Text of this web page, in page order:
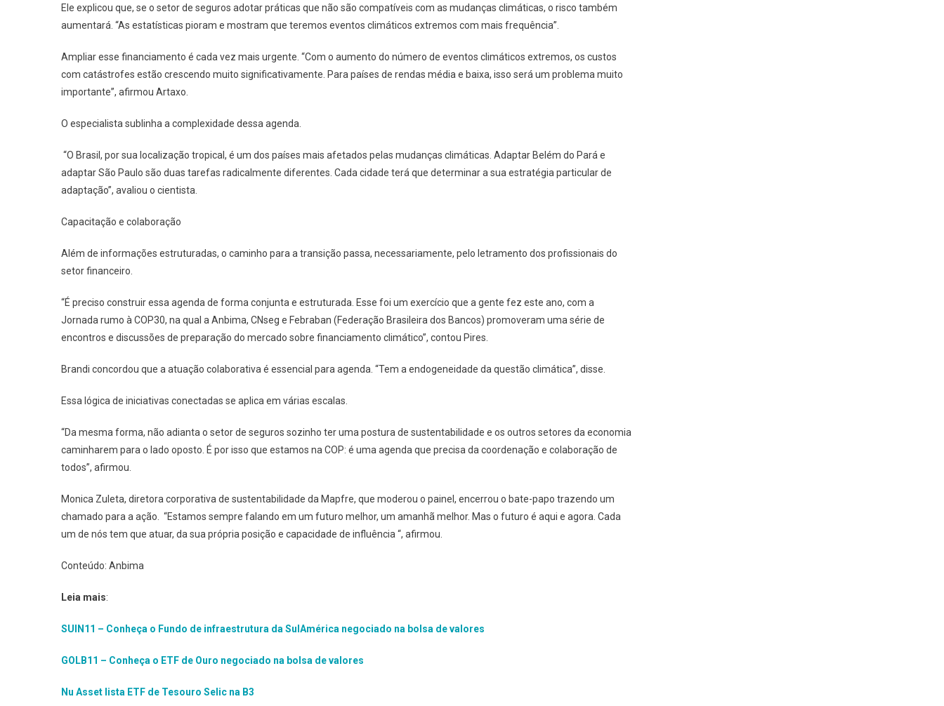
Ele explicou que, se o setor de seguros adotar práticas que não são compatíveis com as mudanças climáticas, o risco também
aumentará. “As estatísticas pioram e mostram que teremos eventos climáticos extremos com mais frequência”.
Ampliar esse financiamento é cada vez mais urgente. “Com o aumento do número de eventos climáticos extremos, os custos
com catástrofes estão crescendo muito significativamente. Para países de rendas média e baixa, isso será um problema muito
importante”, afirmou Artaxo.
O especialista sublinha a complexidade dessa agenda.
“O Brasil, por sua localização tropical, é um dos países mais afetados pelas mudanças climáticas. Adaptar Belém do Pará e
adaptar São Paulo são duas tarefas radicalmente diferentes. Cada cidade terá que determinar a sua estratégia particular de
adaptação”, avaliou o cientista.
Capacitação e colaboração
Além de informações estruturadas, o caminho para a transição passa, necessariamente, pelo letramento dos profissionais do
setor financeiro.
“É preciso construir essa agenda de forma conjunta e estruturada. Esse foi um exercício que a gente fez este ano, com a
Jornada rumo à COP30, na qual a Anbima, CNseg e Febraban (Federação Brasileira dos Bancos) promoveram uma série de
encontros e discussões de preparação do mercado sobre financiamento climático”, contou Pires.
Brandi concordou que a atuação colaborativa é essencial para agenda. “Tem a endogeneidade da questão climática”, disse.
Essa lógica de iniciativas conectadas se aplica em várias escalas.
“Da mesma forma, não adianta o setor de seguros sozinho ter uma postura de sustentabilidade e os outros setores da economia
caminharem para o lado oposto. É por isso que estamos na COP: é uma agenda que precisa da coordenação e colaboração de
todos”, afirmou.
Monica Zuleta, diretora corporativa de sustentabilidade da Mapfre, que moderou o painel, encerrou o bate-papo trazendo um
chamado para a ação. “Estamos sempre falando em um futuro melhor, um amanhã melhor. Mas o futuro é aqui e agora. Cada
um de nós tem que atuar, da sua própria posição e capacidade de influência “, afirmou.
Conteúdo: Anbima
Leia mais:
SUIN11 – Conheça o Fundo de infraestrutura da SulAmérica negociado na bolsa de valores
GOLB11 – Conheça o ETF de Ouro negociado na bolsa de valores
Nu Asset lista ETF de Tesouro Selic na B3